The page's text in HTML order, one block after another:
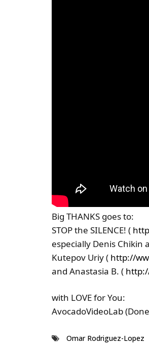
Big THANKS goes to:
STOP the SILENCE! (
especially Denis Chikin
Kutepov Uriy ( http://
and Anastasia B. (
with LOVE for You:
AvocadoVideoLab
Omar Rodriguez-Lopez